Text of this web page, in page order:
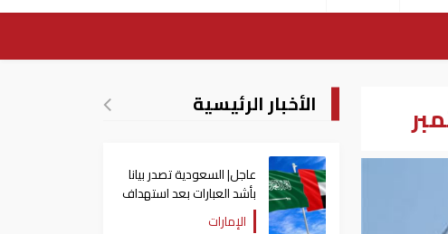
الأخبار الرئيسية
عاجل| السعودية تصدر بيانا
بأشد العبارات بعد استهداف
إيران لناقلة إماراتية
الإمارات